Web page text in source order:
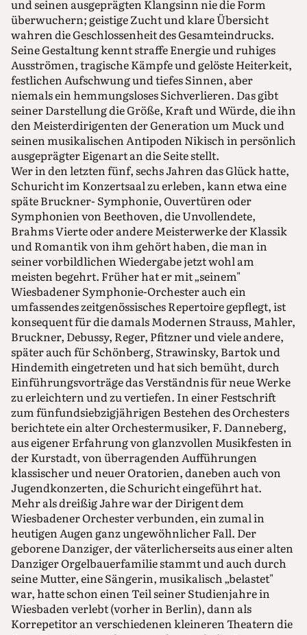
und seinen ausgeprägten Klangsinn nie die Form
überwuchern; geistige Zucht und klare Übersicht
wahren die Geschlossenheit des Gesamteindrucks.
Seine Gestaltung kennt straffe Energie und ruhiges
Ausströmen, tragische Kämpfe und gelöste Heiterkeit,
festlichen Aufschwung und tiefes Sinnen, aber
niemals ein hemmungsloses Sichverlieren. Das gibt
seiner Darstellung die Größe, Kraft und Würde, die ihn
den Meisterdirigenten der Generation um Muck und
seinen musikalischen Antipoden Nikisch in persönlich
ausgeprägter Eigenart an die Seite stellt.
Wer in den letzten fünf, sechs Jahren das Glück hatte,
Schuricht im Konzertsaal zu erleben, kann etwa eine
späte Bruckner- Symphonie, Ouvertüren oder
Symphonien von Beethoven, die Unvollendete,
Brahms Vierte oder andere Meisterwerke der Klassik
und Romantik von ihm gehört haben, die man in
seiner vorbildlichen Wiedergabe jetzt wohl am
meisten begehrt. Früher hat er mit „seinem"
Wiesbadener Symphonie-Orchester auch ein
umfassendes zeitgenössisches Repertoire gepflegt, ist
konsequent für die damals Modernen Strauss, Mahler,
Bruckner, Debussy, Reger, Pfitzner und viele andere,
später auch für Schönberg, Strawinsky, Bartok und
Hindemith eingetreten und hat sich bemüht, durch
Einführungsvorträge das Verständnis für neue Werke
zu erleichtern und zu vertiefen. In einer Festschrift
zum fünfundsiebzigjährigen Bestehen des Orchesters
berichtete ein alter Orchestermusiker, F. Danneberg,
aus eigener Erfahrung von glanzvollen Musikfesten in
der Kurstadt, von überragenden Aufführungen
klassischer und neuer Oratorien, daneben auch von
Jugendkonzerten, die Schuricht eingeführt hat.
Mehr als dreißig Jahre war der Dirigent dem
Wiesbadener Orchester verbunden, ein zumal in
heutigen Augen ganz ungewöhnlicher Fall. Der
geborene Danziger, der väterlicherseits aus einer alten
Danziger Orgelbauerfamilie stammt und auch durch
seine Mutter, eine Sängerin, musikalisch „belastet"
war, hatte schon einen Teil seiner Studienjahre in
Wiesbaden verlebt (vorher in Berlin), dann als
Korrepetitor an verschiedenen kleineren Theatern die